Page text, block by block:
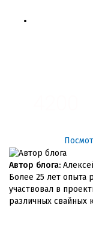
Автор блога:
Более 25 лет опыта
участвовал в
различных свайных